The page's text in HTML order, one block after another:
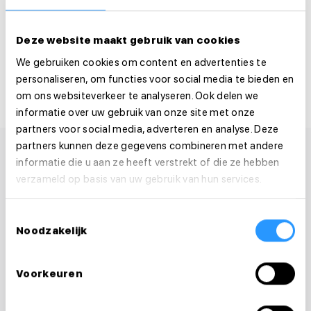
Deze website maakt gebruik van cookies
We gebruiken cookies om content en advertenties te
personaliseren, om functies voor social media te bieden en
om ons websiteverkeer te analyseren. Ook delen we
informatie over uw gebruik van onze site met onze
partners voor social media, adverteren en analyse. Deze
partners kunnen deze gegevens combineren met andere
informatie die u aan ze heeft verstrekt of die ze hebben
verzameld op basis van uw gebruik van hun services.
Noodzakelijk
Voorkeuren
Solliciteer binnen 1 minuut
Deel deze vacature: